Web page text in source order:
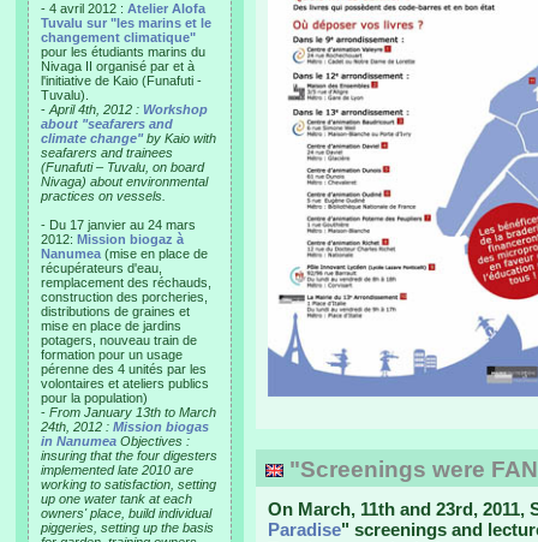
- 4 avril 2012 : Atelier Alofa
Tuvalu sur "les marins et le
changement climatique"
pour les étudiants marins du
Nivaga II organisé par et à
l'initiative de Kaio (Funafuti -
Tuvalu).
- April 4th, 2012 : Workshop
about "seafarers and
climate change"by Kaio with
seafarers and trainees
(Funafuti – Tuvalu, on board
Nivaga) about environmental
practices on vessels.
- Du 17 janvier au 24 mars
2012: Mission biogaz à
Nanumea (mise en place de
récupérateurs d'eau,
remplacement des réchauds,
construction des porcheries,
distributions de graines et
mise en place de jardins
potagers, nouveau train de
formation pour un usage
pérenne des 4 unités par les
volontaires et ateliers publics
pour la population)
- From January 13th to March
24th, 2012 : Mission biogas
in Nanumea Objectives :
insuring that the four digesters
implemented late 2010 are
working to satisfaction, setting
up one water tank at each
owners' place, build individual
piggeries, setting up the basis
"Screenings were
On March, 11th and 23rd,
Paradise" screenings and